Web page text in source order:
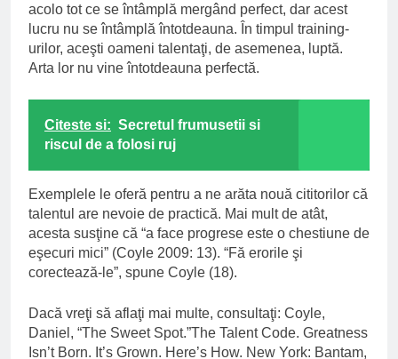
acolo tot ce se întâmplă mergând perfect, dar acest
lucru nu se întâmplă întotdeauna. În timpul training-
urilor, aceşti oameni talentaţi, de asemenea, luptă.
Arta lor nu vine întotdeauna perfectă.
Citeste si: Secretul frumusetii si
riscul de a folosi ruj
Exemplele le oferă pentru a ne arăta nouă cititorilor că
talentul are nevoie de practică. Mai mult de atât,
acesta susţine că “a face progrese este o chestiune de
eşecuri mici” (Coyle 2009: 13). “Fă erorile şi
corectează-le”, spune Coyle (18).
Dacă vreţi să aflaţi mai multe, consultaţi: Coyle,
Daniel, “The Sweet Spot.”The Talent Code. Greatness
Isn’t Born. It’s Grown. Here’s How. New York: Bantam,